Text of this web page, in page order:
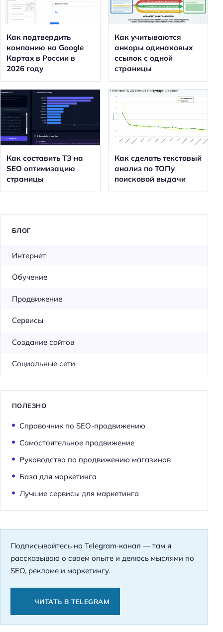
Как подтвердить
компанию на Google
Картах в России в
2026 году
Как учитываются
анкоры одинаковых
ссылок с одной
страницы
Как составить ТЗ на
SEO оптимизацию
страницы
Как сделать текстовый
анализ по ТОПу
поисковой выдачи
БЛОГ
Интернет
Обучение
Продвижение
Сервисы
Создание сайтов
Социальные сети
ПОЛЕЗНО
Справочник по SEO-продвижению
Самостоятельное продвижение
Руководство по продвижению магазинов
База для маркетинга
Лучшие сервисы для маркетинга
Подписывайтесь на Telegram‑канал — там я
рассказываю о своем опыте и делюсь мыслями по
SEO, рекламе и маркетингу.
ЧИТАТЬ В TELEGRAM